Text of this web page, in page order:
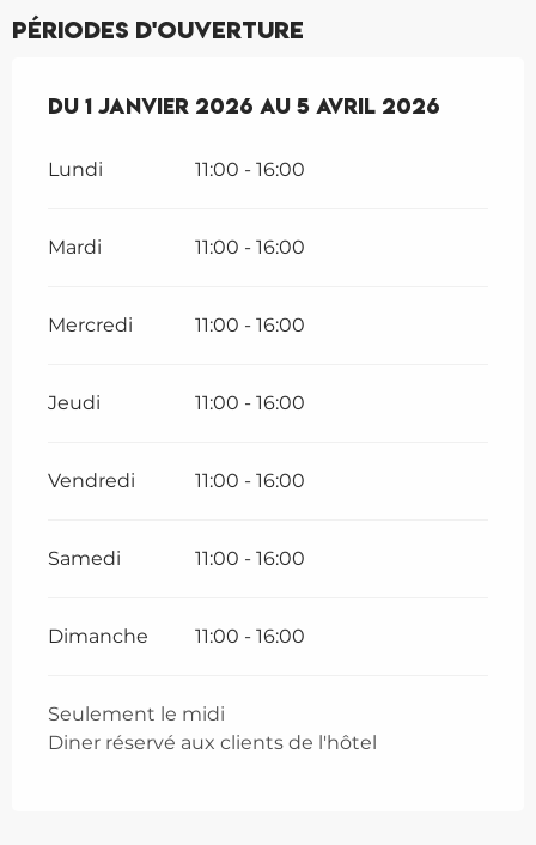
Périodes d'ouverture
Du 1 janvier 2026 au 5 avril 2026
Du 1 janvier 2026 au 5 avril 2026
Lundi 11:00 - 16:00
Mardi 11:00 - 16:00
Mercredi 11:00 - 16:00
Jeudi 11:00 - 16:00
Vendredi 11:00 - 16:00
Samedi 11:00 - 16:00
Dimanche 11:00 - 16:00
Seulement le midi
Diner réservé aux clients de l'hôtel